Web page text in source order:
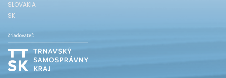
SLOVAKIA
SK